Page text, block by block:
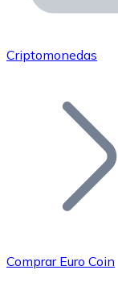
Únete a
Añade tu
Criptomonedas
Comprar Euro Coin